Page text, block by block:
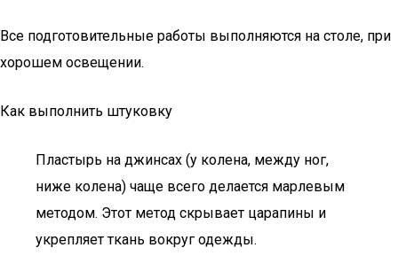
Все подготовительные работы выполняются на столе, при
хорошем освещении.
Как выполнить штуковку
Пластырь на джинсах (у колена, между ног,
ниже колена) чаще всего делается марлевым
методом. Этот метод скрывает царапины и
укрепляет ткань вокруг одежды.